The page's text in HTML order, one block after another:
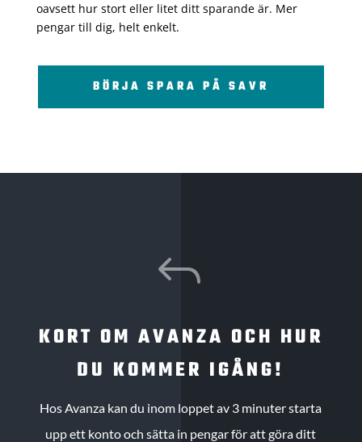
oavsett hur stort eller litet ditt sparande är. Mer
pengar till dig, helt enkelt.
BÖRJA SPARA PÅ SAVR
J
KORT OM AVANZA OCH HUR
DU KOMMER IGÅNG!
Hos Avanza kan du inom loppet av 3 minuter starta
upp ett konto och sätta in pengar för att göra ditt